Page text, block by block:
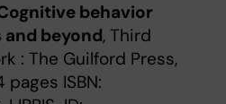
behavior
and beyond, Third
: The Guilford Press,
pages ISBN: